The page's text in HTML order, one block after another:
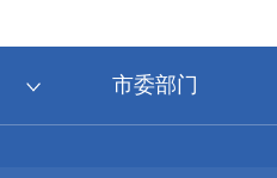
市委部门